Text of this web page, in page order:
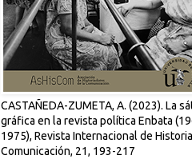
CASTAÑEDA-ZUMETA, A. (2023). La
gráfica en la revista política Enbata
1975), Revista Internacional de
Comunicación, 21, 193-217